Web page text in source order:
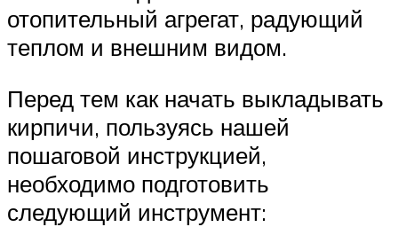
отопительный агрегат, радующий
теплом и внешним видом.
Перед тем как начать выкладывать
кирпичи, пользуясь нашей
пошаговой инструкцией,
необходимо подготовить
следующий инструмент: